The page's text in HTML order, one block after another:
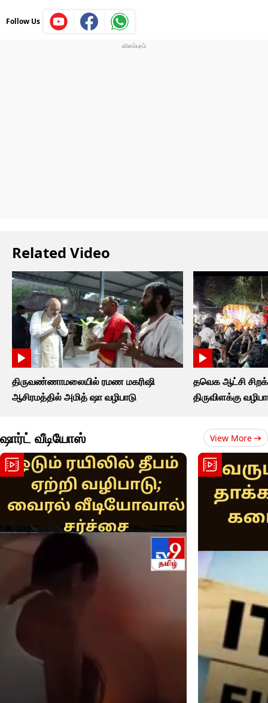
Follow Us
Related Video
திருவண்ணாமலையில் ரமண மகரிஷி
ஆசிரமத்தில் அமித் ஷா வழிபாடு
தவெக ஆட்சி
திருவிளக்கு
ஷார்ட் வீடியோஸ் View More